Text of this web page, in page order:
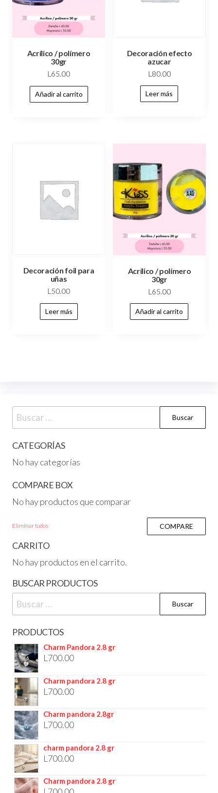
Acrílico / polímero
30gr
L65.00
Añadir al carrito
Decoración efecto
azucar
L80.00
Leer más
Decoración foil para
uñas
L50.00
Leer más
Acrílico / polímero
30gr
L65.00
Añadir al carrito
CATEGORÍAS
No hay categorías
COMPARE BOX
No hay productos que comparar
Eliminar todos COMPARE
CARRITO
No hay productos en el carrito.
BUSCAR PRODUCTOS
PRODUCTOS
Charm Pandora 2.8 gr
L 700.00
Charm pandora 2.8 gr
L 700.00
Charm pandora 2.8gr
L 700.00
charm pandora 2.8 gr
L 700.00
Charm pandora 2.8 gr